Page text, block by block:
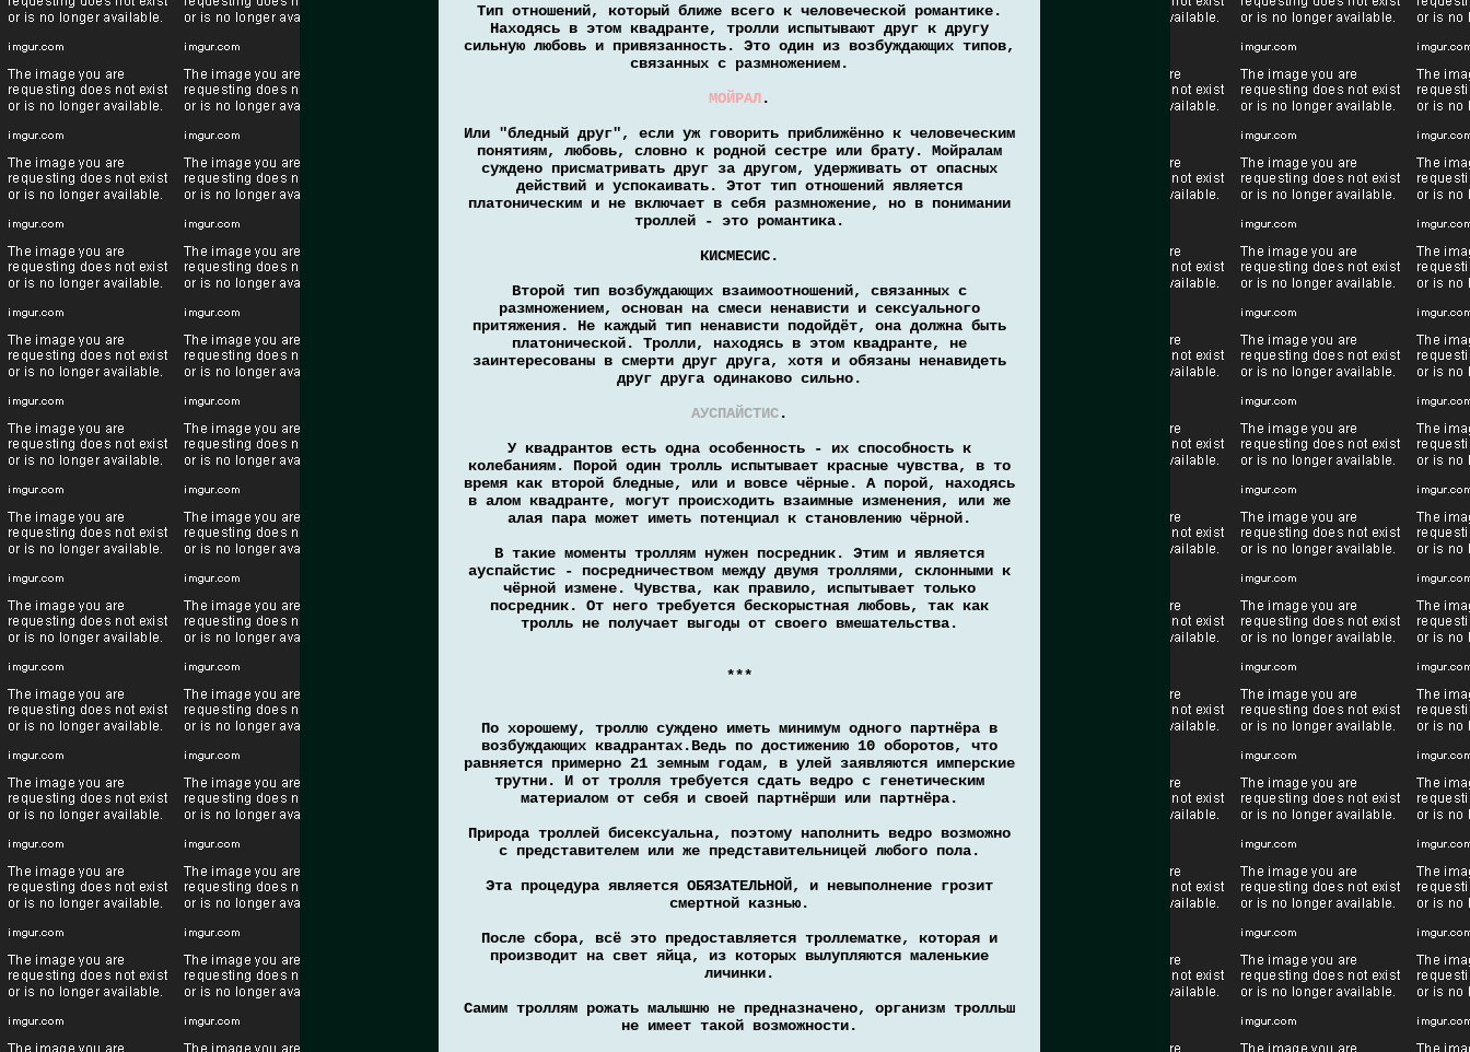
Тип отношений, который ближе всего к человеческой романтике.
Находясь в этом квадранте, тролли испытывают друг к другу
сильную любовь и привязанность. Это один из возбуждающих типов,
связанных с размножением.
МОЙРАЛ.
Или "бледный друг", если уж говорить приближённо к человеческим
понятиям, любовь, словно к родной сестре или брату. Мойралам
суждено присматривать друг за другом, удерживать от опасных
действий и успокаивать. Этот тип отношений является
платоническим и не включает в себя размножение, но в понимании
троллей - это романтика.
КИСМЕСИС.
Второй тип возбуждающих взаимоотношений, связанных с
размножением, основан на смеси ненависти и сексуального
притяжения. Не каждый тип ненависти подойдёт, она должна быть
платонической. Тролли, находясь в этом квадранте, не
заинтересованы в смерти друг друга, хотя и обязаны ненавидеть
друг друга одинаково сильно.
АУСПАЙСТИС.
У квадрантов есть одна особенность - их способность к
колебаниям. Порой один тролль испытывает красные чувства, в то
время как второй бледные, или и вовсе чёрные. А порой, находясь
в алом квадранте, могут происходить взаимные изменения, или же
алая пара может иметь потенциал к становлению чёрной.
В такие моменты троллям нужен посредник. Этим и является
ауспайстис - посредничеством между двумя троллями, склонными к
чёрной измене. Чувства, как правило, испытывает только
посредник. От него требуется бескорыстная любовь, так как
тролль не получает выгоды от своего вмешательства.
***
По хорошему, троллю суждено иметь минимум одного партнёра в
возбуждающих квадрантах.Ведь по достижению 10 оборотов, что
равняется примерно 21 земным годам, в улей заявляются имперские
трутни. И от тролля требуется сдать ведро с генетическим
материалом от себя и своей партнёрши или партнёра.
Природа троллей бисексуальна, поэтому наполнить ведро возможно
с представителем или же представительницей любого пола.
Эта процедура является ОБЯЗАТЕЛЬНОЙ, и невыполнение грозит
смертной казнью.
После сбора, всё это предоставляется троллематке, которая и
производит на свет яйца, из которых вылупляются маленькие
личинки.
Самим троллям рожать малышню не предназначено, организм тролльш
не имеет такой возможности.